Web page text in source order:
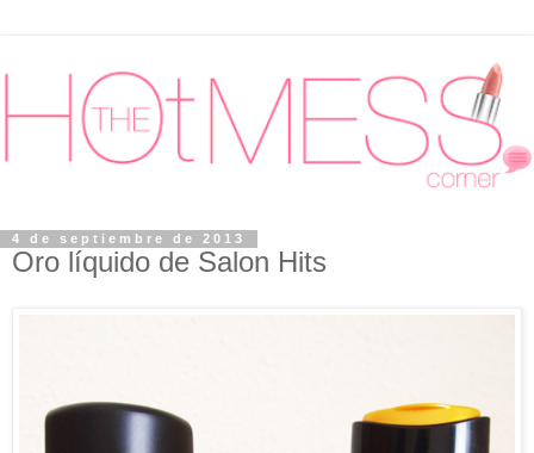
4 de septiembre de 2013
Oro líquido de Salon Hits